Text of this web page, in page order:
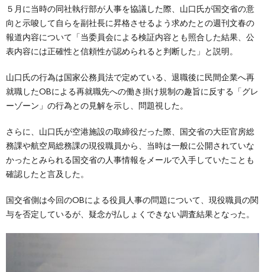
５月に当時の同社執行部が人事を協議した際、山口氏が国交省の意
向と示唆して自らを副社長に昇格させるよう求めたとの週刊文春の
報道内容について「当委員会による検証内容とも照合した結果、公
表内容には正確性と信頼性が認められると判断した」と説明。
山口氏の行為は国家公務員法で定めている、退職後に民間企業へ再
就職したOBによる再就職先への働き掛け規制の趣旨に反する「グレ
ーゾーン」の行為との見解を示し、問題視した。
さらに、山口氏が空港施設の取締役だった際、国交省の大臣官房総
務課や航空局総務課の現役職員から、当時は一般に公開されていな
かったとみられる国交省の人事情報をメールで入手していたことも
確認したと言及した。
国交省側は今回のOBによる役員人事の問題について、現役職員の関
与を否定しているが、疑念が払しょくできない調査結果となった。